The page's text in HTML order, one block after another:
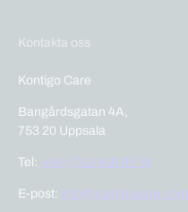
Kontakta oss
Kontigo Care
Bangårdsgatan 4A,
753 20 Uppsala
Tel: +46 (0)18 410 88 80
E-post: info@kontigocare.com